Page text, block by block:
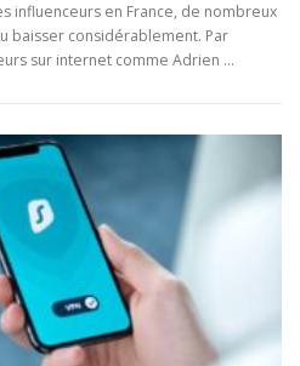
influenceurs en France, de nombreux
baisser considérablement. Par
sur internet comme Adrien …